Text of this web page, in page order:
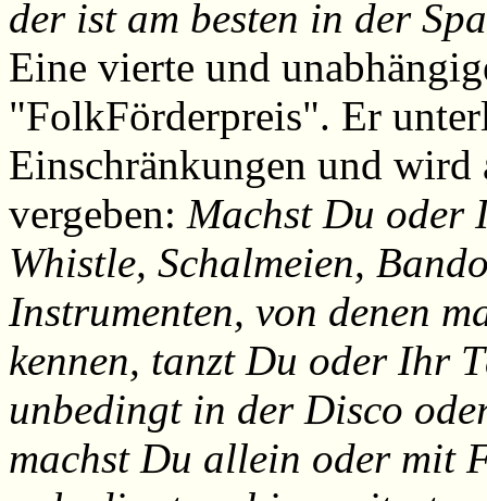
der ist am besten in der
Eine vierte und
"FolkFörderpreis". Er
Einschränkungen und
vergeben: Machst Du oder
Whistle, Schalmeien,
Instrumenten, von denen
kennen, tanzt Du oder Ihr
unbedingt in der Disco
machst Du allein oder mit